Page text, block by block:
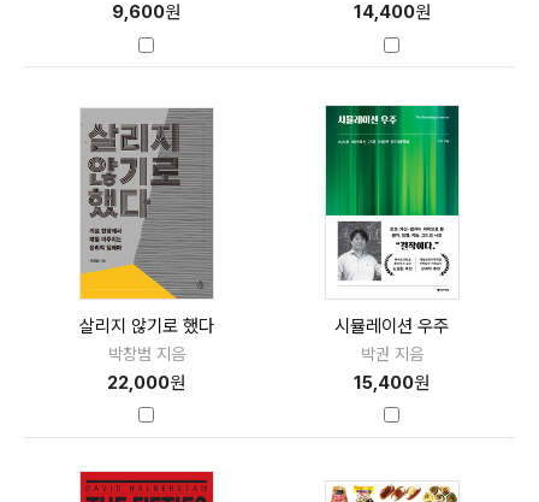
9,600원 14,400원
살리지 않기로 했다
박창범 지음
22,000원
시뮬레이션 우주
박권 지음
15,400원